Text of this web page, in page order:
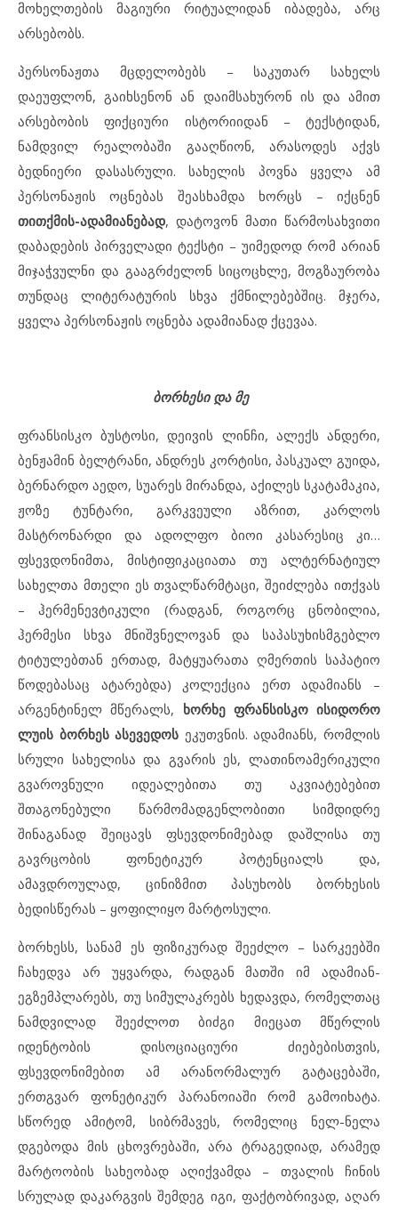
მოხელთების მაგიური რიტუალიდან იბადება, არც
არსებობს.
პერსონაჟთა მცდელობებს – საკუთარ სახელს
დაეუფლონ, გაიხსენონ ან დაიმსახურონ ის და ამით
არსებობის ფიქციური ისტორიიდან – ტექსტიდან,
ნამდვილ რეალობაში გააღწიონ, არასოდეს აქვს
ბედნიერი დასასრული. სახელის პოვნა ყველა ამ
პერსონაჟის ოცნებას შეასხამდა ხორცს – იქცნენ
თითქმის-ადამიანებად, დატოვონ მათი წარმოსახვითი
დაბადების პირველადი ტექსტი – უიმედოდ რომ არიან
მიჯაჭვულნი და გააგრძელონ სიცოცხლე, მოგზაურობა
თუნდაც ლიტერატურის სხვა ქმნილებებშიც. მჯერა,
ყველა პერსონაჟის ოცნება ადამიანად ქცევაა.
ბორხესი და მე
ფრანსისკო ბუსტოსი, დეივის ლინჩი, ალექს ანდერი,
ბენჟამინ ბელტრანი, ანდრეს კორტისი, პასკუალ გუიდა,
ბერნარდო აედო, სუარეს მირანდა, აქილეს სკატამაკია,
ჟოზე ტუნტარი, გარკვეული აზრით, კარლოს
მასტრონარდი და ადოლფო ბიოი კასარესიც კი…
ფსევდონიმთა, მისტიფიკაციათა თუ ალტერნატიულ
სახელთა მთელი ეს თვალწარმტაცი, შეიძლება ითქვას
– ჰერმენევტიკული (რადგან, როგორც ცნობილია,
ჰერმესი სხვა მნიშვნელოვან და საპასუხისმგებლო
ტიტულებთან ერთად, მატყუარათა ღმერთის საპატიო
წოდებასაც ატარებდა) კოლექცია ერთ ადამიანს –
არგენტინელ მწერალს, ხორხე ფრანსისკო ისიდორო
ლუის ბორხეს ასევედოს ეკუთვნის. ადამიანს, რომლის
სრული სახელისა და გვარის ეს, ლათინოამერიკული
გვაროვნული იდეალებითა თუ აკვიატებებით
შთაგონებული წარმომადგენლობითი სიმდიდრე
შინაგანად შეიცავს ფსევდონიმებად დაშლისა თუ
გავრცობის ფონეტიკურ პოტენციალს და,
ამავდროულად, ცინიზმით პასუხობს ბორხესის
ბედისწერას – ყოფილიყო მარტოსული.
ბორხესს, სანამ ეს ფიზიკურად შეეძლო – სარკეებში
ჩახედვა არ უყვარდა, რადგან მათში იმ ადამიან-
ეგზემპლარებს, თუ სიმულაკრებს ხედავდა, რომელთაც
ნამდვილად შეეძლოთ ბიძგი მიეცათ მწერლის
იდენტობის დისოციაციური ძიებებისთვის,
ფსევდონიმებით ამ არანორმალურ გატაცებაში,
ერთგვარ ფონეტიკურ პარანოიაში რომ გამოიხატა.
სწორედ ამიტომ, სიბრმავეს, რომელიც ნელ-ნელა
დგებოდა მის ცხოვრებაში, არა ტრაგედიად, არამედ
მარტოობის სახეობად აღიქვამდა – თვალის ჩინის
სრულად დაკარგვის შემდეგ იგი, ფაქტობრივად, აღარ